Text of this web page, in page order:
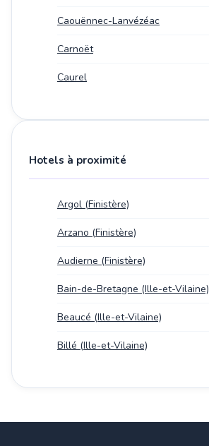
Caouënnec-Lanvézéac
Carnoët
Caurel
Hotels à proximité
Argol (Finistère)
Arzano (Finistère)
Audierne (Finistère)
Bain-de-Bretagne (Ille-et-Vilaine)
Beaucé (Ille-et-Vilaine)
Billé (Ille-et-Vilaine)